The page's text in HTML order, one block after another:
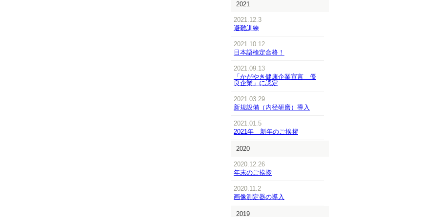
2021
2021.12.3
避難訓練
2021.10.12
日本語検定合格！
2021.09.13
「かがやき健康企業宣言 優
良企業」に認定
2021.03.29
新規設備（内径研磨）導入
2021.01.5
2021年 新年のご挨拶
2020
2020.12.26
年末のご挨拶
2020.11.2
画像測定器の導入
2019